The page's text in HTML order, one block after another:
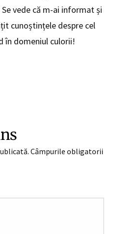
vede că m-ai informat și
cunoștințele despre cel
în domeniul culorii!
Câmpurile obligatorii